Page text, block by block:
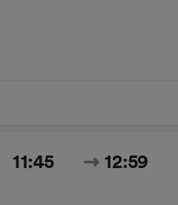
11:45 12:59